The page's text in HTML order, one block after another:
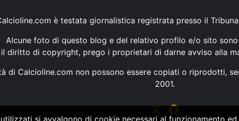
è testata giornalistica registrata presso il
Alcune foto di questo blog e del relativo profilo e/o sito
diritto di copyright, prego i proprietari di darne avviso alla
di Calcioline.com non possono essere copiati o riprodotti,
2001.
si avvalgono di cookie necessari al funzionamento